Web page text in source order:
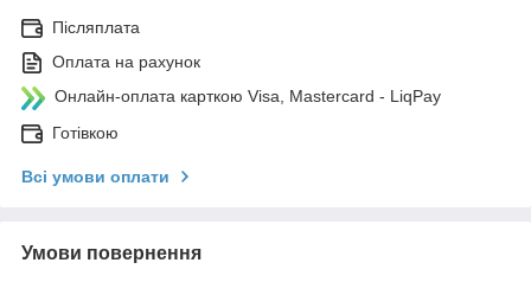
Післяплата
Оплата на рахунок
Онлайн-оплата карткою Visa, Mastercard - LiqPay
Готівкою
Всі умови оплати
Умови повернення